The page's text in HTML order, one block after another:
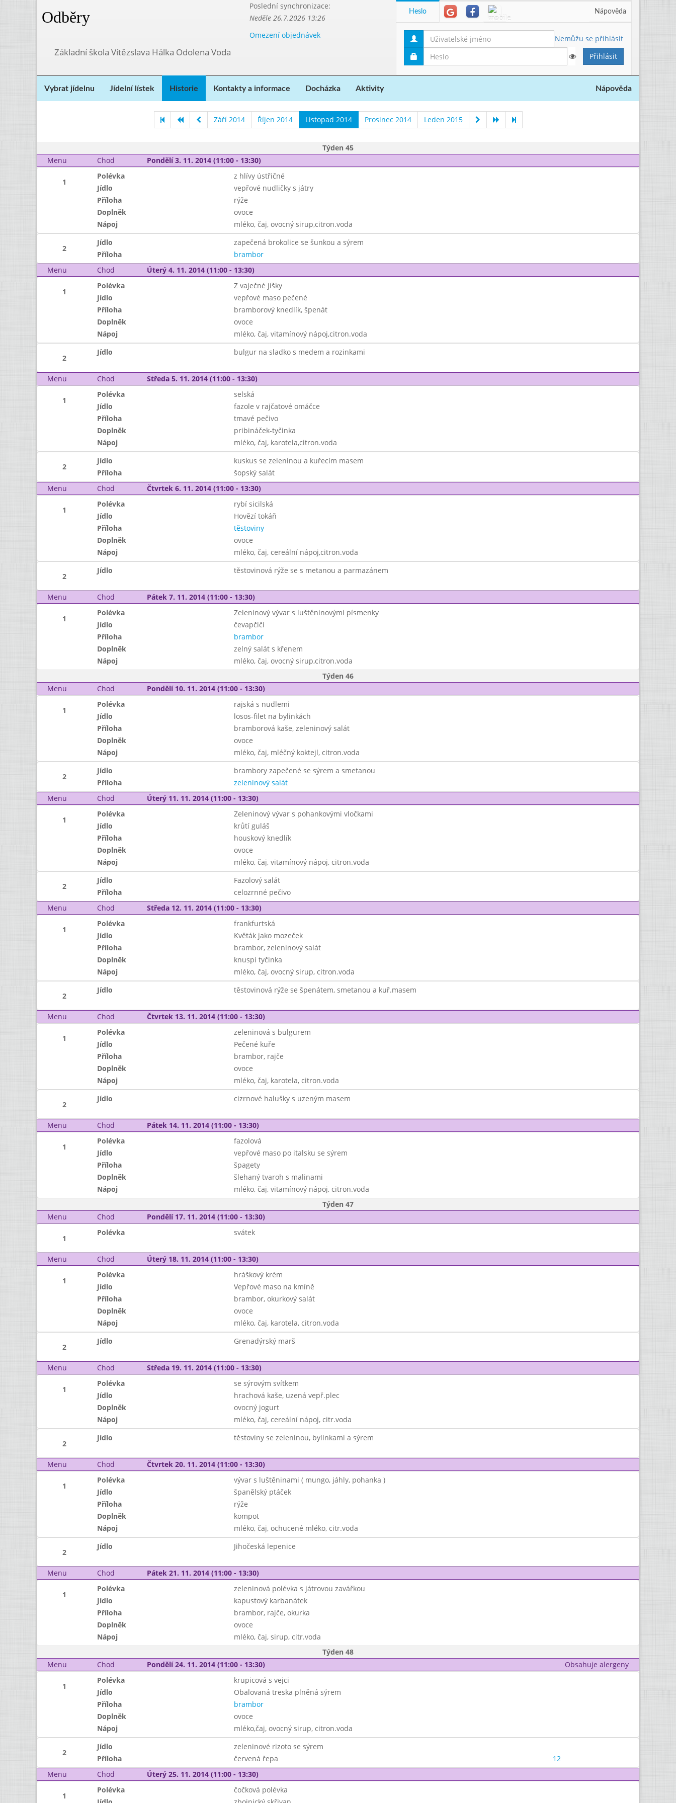
Odběry
Poslední synchronizace:
Neděle 26.7.2026 13:26
Omezení objednávek
Základní škola Vítězslava Hálka Odolena Voda
Heslo Nápověda
Nemůžu se přihlásit
Vybrat jídelnu Jídelní lístek Historie Kontakty a informace Docházka Aktivity Nápověda
Září 2014 Říjen 2014 Listopad 2014 Prosinec 2014 Leden 2015
Týden 45
Menu
Chod Pondělí 3. 11. 2014 (11:00 - 13:30)
1
Polévka
z hlívy ústřičné
Jídlo
vepřové nudličky s játry
Příloha
rýže
Doplněk
ovoce
Nápoj
mléko, čaj, ovocný sirup,citron.voda
2
Jídlo
zapečená brokolice se šunkou a sýrem
Příloha
brambor
Menu
Chod Úterý 4. 11. 2014 (11:00 - 13:30)
1
Polévka
Z vaječné jíšky
Jídlo
vepřové maso pečené
Příloha
bramborový knedlík, špenát
Doplněk
ovoce
Nápoj
mléko, čaj, vitamínový nápoj,citron.voda
2
Jídlo bulgur na sladko s medem a rozinkami
Menu Chod Středa 5. 11. 2014 (11:00 - 13:30)
1
Polévka
selská
Jídlo
fazole v rajčatové omáčce
Příloha
tmavé pečivo
Doplněk
pribináček-tyčinka
Nápoj
mléko, čaj, karotela,citron.voda
2
Jídlo
kuskus se zeleninou a kuřecím masem
Příloha
šopský salát
Menu
Chod Čtvrtek 6. 11. 2014 (11:00 - 13:30)
1
Polévka
rybí sicilská
Jídlo
Hovězí tokáň
Příloha
těstoviny
Doplněk
ovoce
Nápoj
mléko, čaj, cereální nápoj,citron.voda
2
Jídlo těstovinová rýže se s metanou a parmazánem
Menu Chod Pátek 7. 11. 2014 (11:00 - 13:30)
1
Polévka
Zeleninový vývar s luštěninovými písmenky
Jídlo
čevapčiči
Příloha
brambor
Doplněk
zelný salát s křenem
Nápoj
mléko, čaj, ovocný sirup,citron.voda
Týden 46
Menu
Chod Pondělí 10. 11. 2014 (11:00 - 13:30)
1
Polévka
rajská s nudlemi
Jídlo
losos-filet na bylinkách
Příloha
bramborová kaše, zeleninový salát
Doplněk
ovoce
Nápoj
mléko, čaj, mléčný koktejl, citron.voda
2
Jídlo
brambory zapečené se sýrem a smetanou
Příloha
zeleninový salát
Menu
Chod Úterý 11. 11. 2014 (11:00 - 13:30)
1
Polévka
Zeleninový vývar s pohankovými vločkami
Jídlo
krůtí guláš
Příloha
houskový knedlík
Doplněk
ovoce
Nápoj
mléko, čaj, vitamínový nápoj, citron.voda
2
Jídlo
Fazolový salát
Příloha
celozrnné pečivo
Menu
Chod Středa 12. 11. 2014 (11:00 - 13:30)
1
Polévka
frankfurtská
Jídlo
Květák jako mozeček
Příloha
brambor, zeleninový salát
Doplněk
knuspi tyčinka
Nápoj
mléko, čaj, ovocný sirup, citron.voda
2
Jídlo těstovinová rýže se špenátem, smetanou a kuř.masem
Menu Chod Čtvrtek 13. 11. 2014 (11:00 - 13:30)
1
Polévka
zeleninová s bulgurem
Jídlo
Pečené kuře
Příloha
brambor, rajče
Doplněk
ovoce
Nápoj
mléko, čaj, karotela, citron.voda
2
Jídlo cizrnové halušky s uzeným masem
Menu Chod Pátek 14. 11. 2014 (11:00 - 13:30)
1
Polévka
fazolová
Jídlo
vepřové maso po italsku se sýrem
Příloha
špagety
Doplněk
šlehaný tvaroh s malinami
Nápoj
mléko, čaj, vitamínový nápoj, citron.voda
Týden 47
Menu
Chod Pondělí 17. 11. 2014 (11:00 - 13:30)
1
Polévka svátek
Menu Chod Úterý 18. 11. 2014 (11:00 - 13:30)
1
Polévka
hráškový krém
Jídlo
Vepřové maso na kmíně
Příloha
brambor, okurkový salát
Doplněk
ovoce
Nápoj
mléko, čaj, karotela, citron.voda
2
Jídlo Grenadýrský marš
Menu Chod Středa 19. 11. 2014 (11:00 - 13:30)
1
Polévka
se sýrovým svítkem
Jídlo
hrachová kaše, uzená vepř.plec
Doplněk
ovocný jogurt
Nápoj
mléko, čaj, cereální nápoj, citr.voda
2
Jídlo těstoviny se zeleninou, bylinkami a sýrem
Menu Chod Čtvrtek 20. 11. 2014 (11:00 - 13:30)
1
Polévka
vývar s luštěninami ( mungo, jáhly, pohanka )
Jídlo
španělský ptáček
Příloha
rýže
Doplněk
kompot
Nápoj
mléko, čaj, ochucené mléko, citr.voda
2
Jídlo Jihočeská lepenice
Menu Chod Pátek 21. 11. 2014 (11:00 - 13:30)
1
Polévka
zeleninová polévka s játrovou zavářkou
Jídlo
kapustový karbanátek
Příloha
brambor, rajče, okurka
Doplněk
ovoce
Nápoj
mléko, čaj, sirup, citr.voda
Týden 48
Menu
Chod Pondělí 24. 11. 2014 (11:00 - 13:30) Obsahuje alergeny
1
Polévka
krupicová s vejci
Jídlo
Obalovaná treska plněná sýrem
Příloha
brambor
Doplněk
ovoce
Nápoj
mléko,čaj, ovocný sirup, citron.voda
2
Jídlo
zeleninové rizoto se sýrem
Příloha
červená řepa
12
Menu
Chod Úterý 25. 11. 2014 (11:00 - 13:30)
1
Polévka
čočková polévka